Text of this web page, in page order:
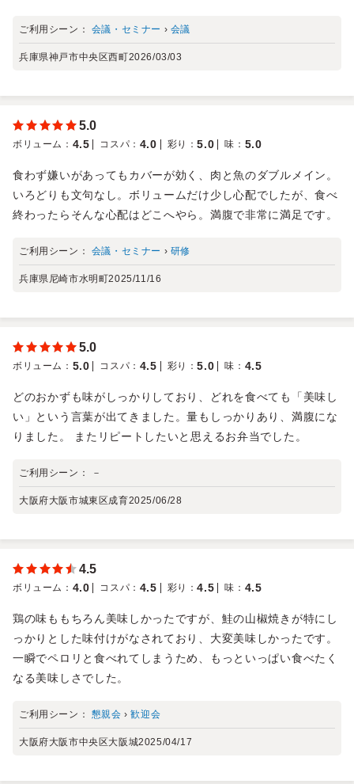
ご利用シーン： 会議・セミナー › 会議
兵庫県神戸市中央区西町2026/03/03
5.0
ボリューム ： 4.5 コスパ ： 4.0 彩り ：5.0 味 ： 5.0
食わず嫌いがあってもカバーが効く、肉と魚のダブルメイン。
いろどりも文句なし。ボリュームだけ少し心配でしたが、食べ
終わったらそんな心配はどこへやら。満腹で非常に満足です。
ご利用シーン： 会議・セミナー › 研修
兵庫県尼崎市水明町2025/11/16
5.0
ボリューム ： 5.0 コスパ ： 4.5 彩り ：5.0 味 ： 4.5
どのおかずも味がしっかりしており、どれを食べても「美味し
い」という言葉が出てきました。量もしっかりあり、満腹にな
りました。 またリピートしたいと思えるお弁当でした。
ご利用シーン： －
大阪府大阪市城東区成育2025/06/28
4.5
ボリューム ： 4.0 コスパ ： 4.5 彩り ：4.5 味 ： 4.5
鶏の味ももちろん美味しかったですが、鮭の山椒焼きが特にし
っかりとした味付けがなされており、大変美味しかったです。
一瞬でペロリと食べれてしまうため、もっといっぱい食べたく
なる美味しさでした。
ご利用シーン： 懇親会 ›歓迎会
大阪府大阪市中央区大阪城2025/04/17